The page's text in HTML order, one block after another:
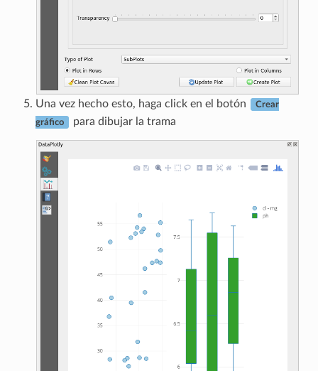
Una vez hecho esto, haga click en el botón Crear
gráfico para dibujar la trama